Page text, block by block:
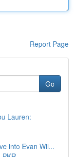
Report Page
Go
Lauren:
into Evan Wil...